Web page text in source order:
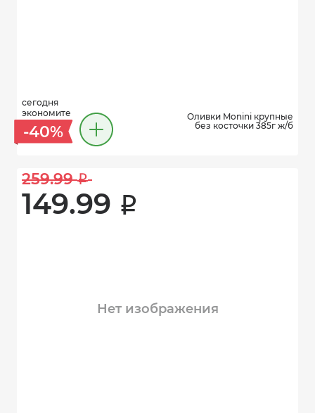
сегодня
экономите
-40%
Оливки Monini крупные
без косточки 385г ж/б
259.99 i
149.99 i
Нет изображения